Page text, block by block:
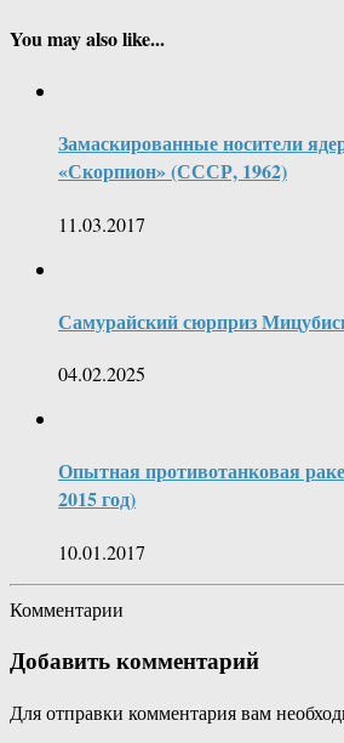
You may also like...
Замаскированные носители
«Скорпион» (СССР, 1962)
11.03.2017
Самурайский сюрприз
04.02.2025
Опытная противотанковая
2015 год)
10.01.2017
Комментарии
Добавить комментарий
Для отправки комментария вам